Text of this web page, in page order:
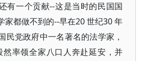
有一个贡献--这是当时的民国国
家都做不到的--早在20 世纪30 年
民党政府中一名著名的法学家，
然率领全家八口人奔赴延安，并